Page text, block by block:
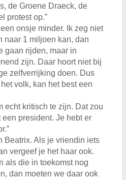
de Groene Draeck, de
protest op.”
onsje minder. Ik zeg niet
naar 1 miljoen kan, dan
gaan rijden, maar in
zijn. Daar hoort niet bij
zelfverrijking doen. Dus
volk, kan het best een
echt kritisch te zijn. Dat zou
president. Je hebt er
Beatrix. Als je vriendin iets
vergeef je het haar ook.
als die in toekomst nog
dan moeten we daar ook